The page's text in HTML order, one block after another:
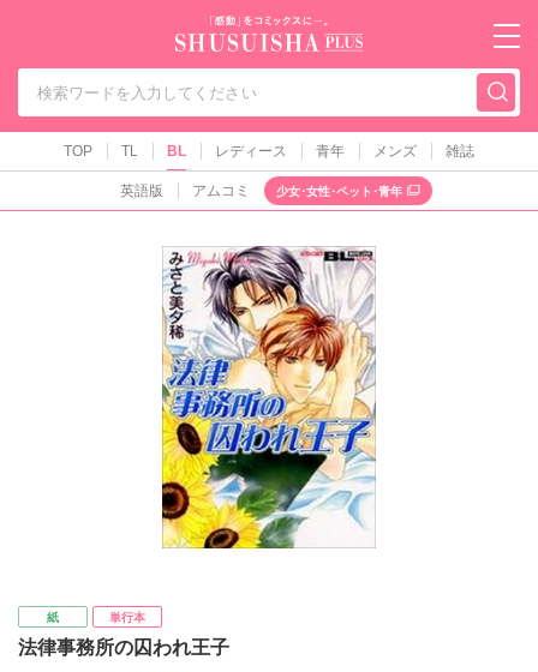
秋水社PLUS（テ
TOP TL BL レディース 青年 メンズ 雑誌
英語版 アムコミ 少女･女性･ペット･青年
紙 単行本
法律事務所の囚われ王子